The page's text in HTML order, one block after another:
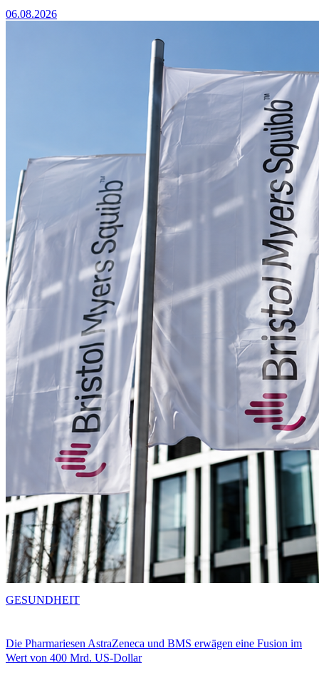
06.08.2026
Die Pharmariesen AstraZeneca und BMS erwägen eine Fusion im
Wert von 400 Mrd. US-Dollar
GESUNDHEIT